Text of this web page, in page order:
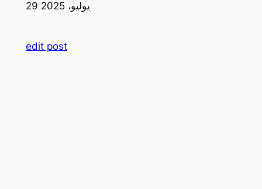
29 يوليو، 2025
edit post